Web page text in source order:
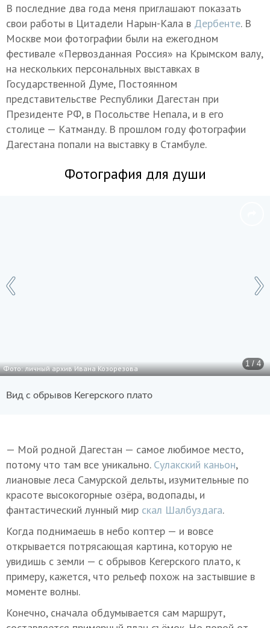
В последние два года меня приглашают показать
свои работы в Цитадели Нарын-Кала в Дербенте. В
Москве мои фотографии были на ежегодном
фестивале «Первозданная Россия» на Крымском валу,
на нескольких персональных выставках в
Государственной Думе, Постоянном
представительстве Республики Дагестан при
Президенте РФ, в Посольстве Непала, и в его
столице — Катманду. В прошлом году фотографии
Дагестана попали на выставку в Стамбуле.
Фотография для души
1 / 4
Фото: личный архив Ивана Козорезова
Вид с обрывов Кегерского плато
— Мой родной Дагестан — самое любимое место,
потому что там все уникально. Сулакский каньон,
лиановые леса Самурской дельты, изумительные по
красоте высокогорные озёра, водопады, и
фантастический лунный мир скал Шалбуздага.
Когда поднимаешь в небо коптер — и вовсе
открывается потрясающая картина, которую не
увидишь с земли — с обрывов Кегерского плато, к
примеру, кажется, что рельеф похож на застывшие в
моменте волны.
Конечно, сначала обдумывается сам маршрут,